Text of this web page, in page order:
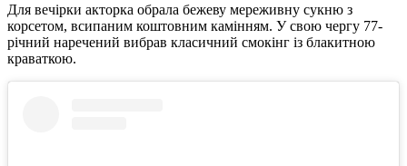
Для вечірки акторка обрала бежеву мереживну сукню з
корсетом, всипаним коштовним камінням. У свою чергу 77-
річний наречений вибрав класичний смокінг із блакитною
краваткою.